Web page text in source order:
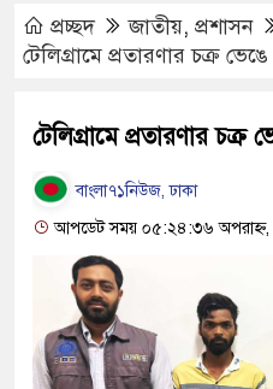
প্রচ্ছদ জাতীয়, প্রশাসন
টেলিগ্রামে প্রতারণার চক্র
টেলিগ্রামে প্রতারণার
বাংলা৭১নিউজ, ঢাকা
আপডেট সময় ০৫:২৪:৩৬ অপরাহ্ন,